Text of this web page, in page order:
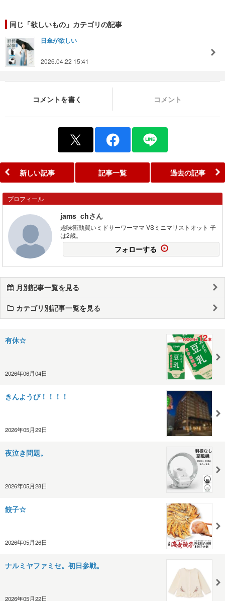
同じ「欲しいもの」カテゴリの記事
日傘が欲しい
2026.04.22 15:41
コメントを書く コメント
新しい記事 記事一覧 過去の記事
プロフィール
jams_chさん
趣味衝動買いミドサーワーママ VSミニマリストオット 子
は2歳。
フォローする
月別記事一覧を見る
カテゴリ別記事一覧を見る
有休☆
2026年06月04日
きんようび！！！！
2026年05月29日
夜泣き問題。
2026年05月28日
餃子☆
2026年05月26日
ナルミヤファミセ。初日参戦。
2026年05月22日